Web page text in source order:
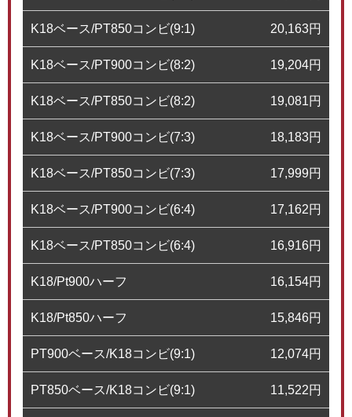
K18ベース/PT850コンビ(9:1) 20,163円
K18ベース/PT900コンビ(8:2) 19,204円
K18ベース/PT850コンビ(8:2) 19,081円
K18ベース/PT900コンビ(7:3) 18,183円
K18ベース/PT850コンビ(7:3) 17,999円
K18ベース/PT900コンビ(6:4) 17,162円
K18ベース/PT850コンビ(6:4) 16,916円
K18/Pt900ハーフ 16,154円
K18/Pt850ハーフ 15,846円
PT900ベース/K18コンビ(9:1) 12,074円
PT850ベース/K18コンビ(9:1) 11,522円